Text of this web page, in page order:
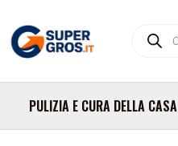
contenuto
search
PULIZIA E CURA DELLA CASA